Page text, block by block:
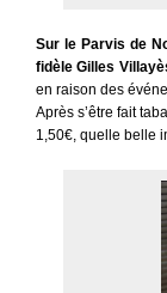
Sur le Parvis de
fidèle Gilles
en raison des
Après s’être fait
1,50€, quelle belle